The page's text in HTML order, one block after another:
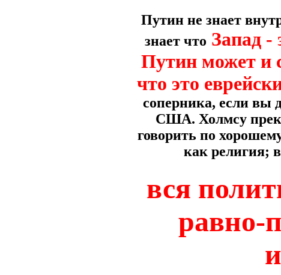
Путин не знает
знает что Запад -
Путин может и
что это
соперника, если вы
США. Холмсу
говорить по
как религия;
вся
равно-